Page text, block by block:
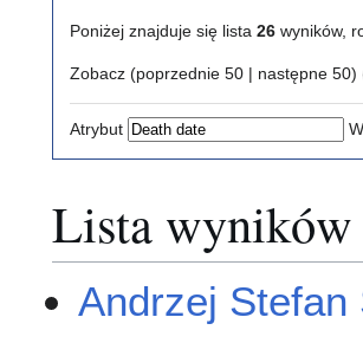
Poniżej znajduje się lista 26 wyników,
Zobacz (poprzednie 50 | następne 50)
Atrybut
Lista wyników
Andrzej Stefan